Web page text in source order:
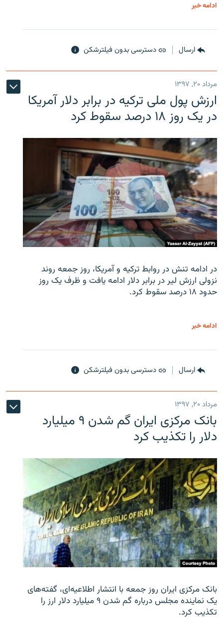
ادامه خبر
ارسال دسترسی بدون فیلترشکن
مرداد ۲۰, ۱۳۹۷
ارزش پول ملی ترکیه در برابر دلار آمریکا
در یک روز ۱۸ درصد سقوط کرد
در ادامه تنش در روابط ترکیه و آمریکا، روز جمعه روند
نزولی ارزش لیر در برابر دلار ادامه یافت و ظرف یک روز
حدود ۱۸ درصد سقوط کرد.
ادامه خبر
ارسال دسترسی بدون فیلترشکن
مرداد ۲۰, ۱۳۹۷
بانک مرکزی ایران گم شدن ۹ میلیارد
دلار را تکذیب کرد
بانک مرکزی ایران روز جمعه با انتشار اطلاعیه‌ای، گفته‌های
یک نماینده مجلس درباره گم شدن ۹ میلیارد دلار ارز را
تکذیب کرد.